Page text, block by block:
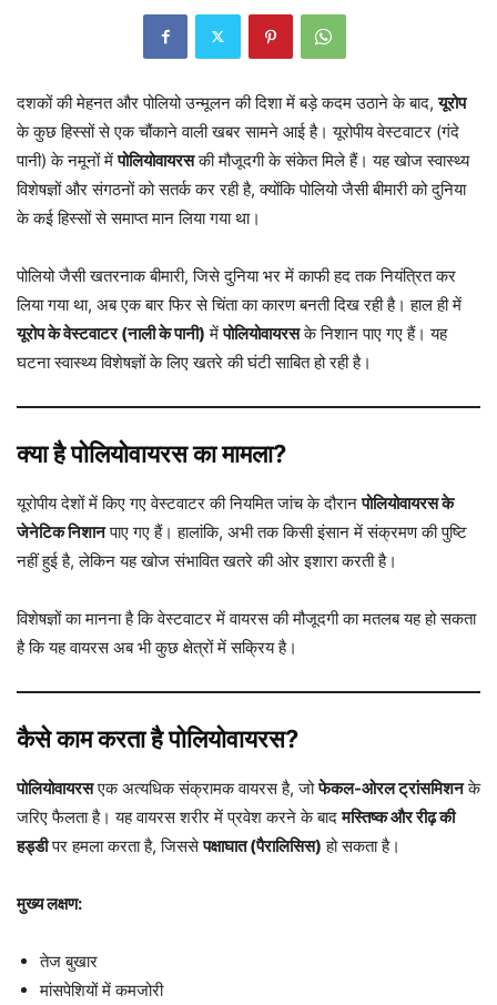
दशकों की मेहनत और पोलियो उन्मूलन की दिशा में बड़े कदम उठाने के बाद,यूरोप
के कुछ हिस्सों से एक चौंकाने वाली खबर सामने आई है। यूरोपीय वेस्टवाटर (गंदे
पानी) के नमूनों मेंपोलियोवायरसकी मौजूदगी के संकेत मिले हैं। यह खोज स्वास्थ्य
विशेषज्ञों और संगठनों को सतर्क कर रही है, क्योंकि पोलियो जैसी बीमारी को दुनिया
के कई हिस्सों से समाप्त मान लिया गया था।
पोलियो जैसी खतरनाक बीमारी, जिसे दुनिया भर में काफी हद तक नियंत्रित कर
लिया गया था, अब एक बार फिर से चिंता का कारण बनती दिख रही है। हाल ही में
यूरोप के वेस्टवाटर (नाली के पानी) मेंपोलियोवायरसके निशान पाए गए हैं। यह
घटना स्वास्थ्य विशेषज्ञों के लिए खतरे की घंटी साबित हो रही है।
क्या है पोलियोवायरस का मामला?
यूरोपीय देशों में किए गए वेस्टवाटर की नियमित जांच के दौरानपोलियोवायरस के
जेनेटिक निशानपाए गए हैं। हालांकि, अभी तक किसी इंसान में संक्रमण की पुष्टि
नहीं हुई है, लेकिन यह खोज संभावित खतरे की ओर इशारा करती है।
विशेषज्ञों का मानना है कि वेस्टवाटर में वायरस की मौजूदगी का मतलब यह हो सकता
है कि यह वायरस अब भी कुछ क्षेत्रों में सक्रिय है।
कैसे काम करता है पोलियोवायरस?
पोलियोवायरसएक अत्यधिक संक्रामक वायरस है, जोफेकल-ओरल ट्रांसमिशनके
जरिए फैलता है। यह वायरस शरीर में प्रवेश करने के बादमस्तिष्क और रीढ़ की
हड्डीपर हमला करता है, जिससेपक्षाघात (पैरालिसिस) हो सकता है।
मुख्य लक्षण:
तेज बुखार
मांसपेशियों में कमजोरी